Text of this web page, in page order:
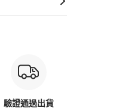
驗證通過出貨